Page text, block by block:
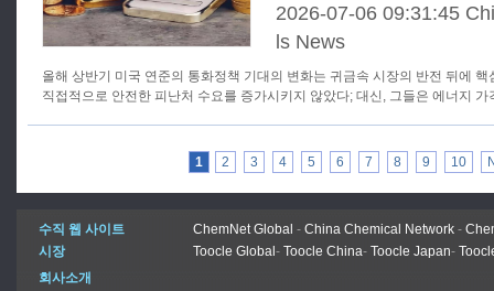
2026-07-06 09:31:45
ls News
올해 상반기 미국 연준의 통화정책 기대의 변화는 귀금속 시장의 반전 뒤에
직접적으로 안전한 피난처 수요를 증가시키지 않았다; 대신, 그들은 에너지 가
1 2 3 4 5 6 7 8 9 10
수직 웹 사이트 ChemNet Global - China Chemical Network -
시장
Toocle Global - Toocle China- Toocle Japan-
회사소개